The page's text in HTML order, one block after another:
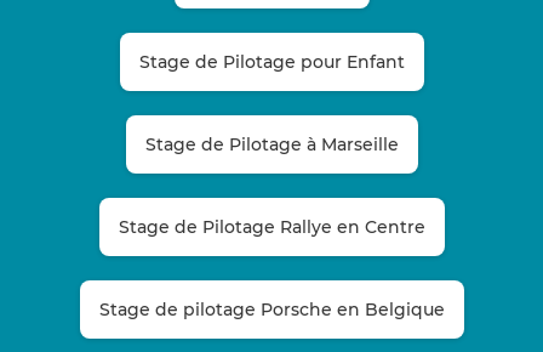
Stage de Pilotage pour Enfant
Stage de Pilotage à Marseille
Stage de Pilotage Rallye en Centre
Stage de pilotage Porsche en Belgique